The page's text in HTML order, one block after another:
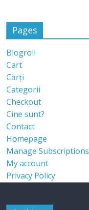
Pages
Blogroll
Cart
Cărți
Categorii
Checkout
Cine sunt?
Contact
Homepage
Manage Subscriptions
My account
Privacy Policy